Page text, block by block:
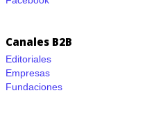
Canales B2B
Editoriales
Empresas
Fundaciones